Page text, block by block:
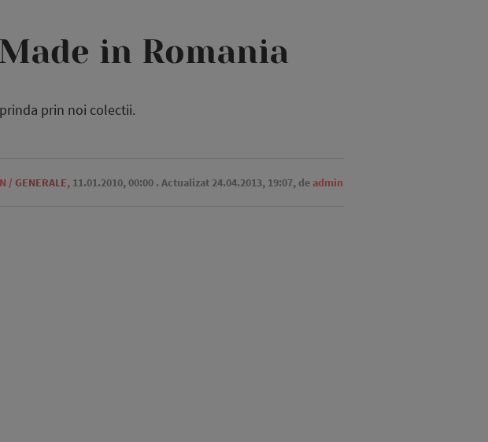
in Romania
prin noi colectii.
/ GENERALE, 11.01.2010, 00:00 . Actualizat 24.04.2013, 19:07, de admin